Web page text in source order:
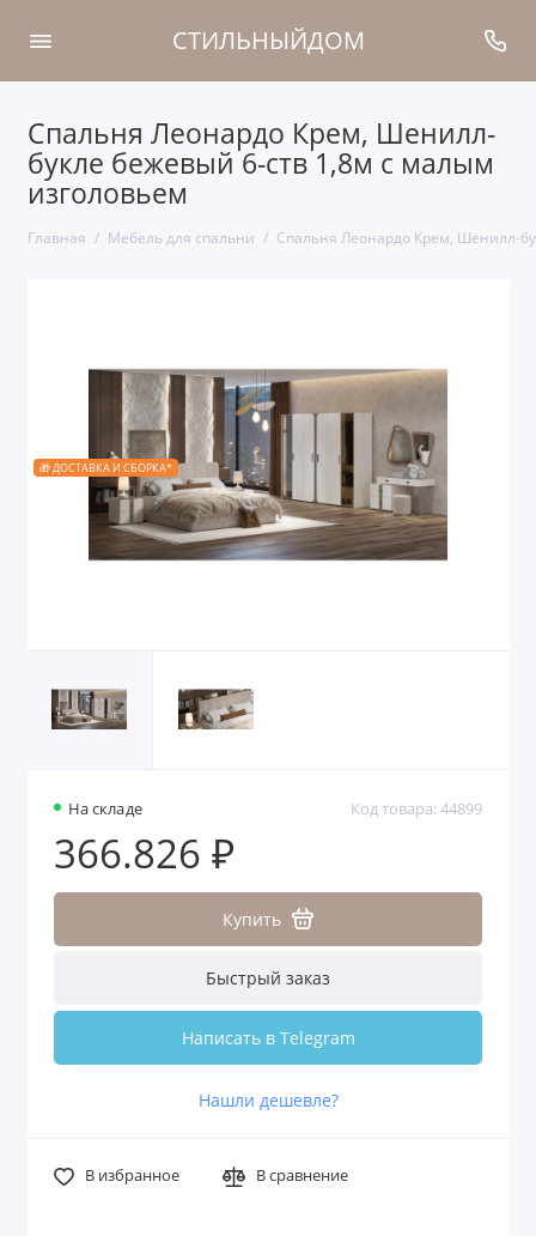
СТИЛЬНЫЙДОМ
Спальня Леонардо Крем, Шенилл-
букле бежевый 6-ств 1,8м с малым
изголовьем
Главная Мебель для спальни Спальня Леонардо Крем, Шенилл-
🎁 ДОСТАВКА И СБОРКА*
На складе Код товара: 44899
366.826 ₽
Купить
Быстрый заказ
Написать в Telegram
Нашли дешевле?
В избранное В сравнение